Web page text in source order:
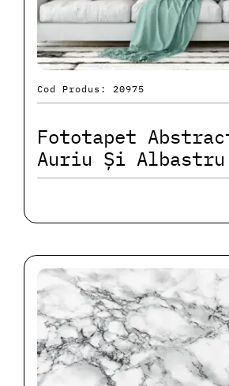
Cod Produs: 20975
Fototapet
Auriu Și Albastru